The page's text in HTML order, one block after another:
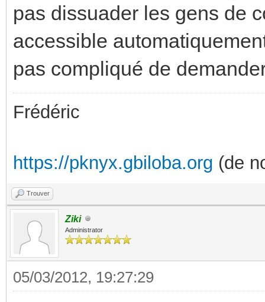
pas dissuader les gens de
accessible
pas compliqué de
Frédéric
https://pknyx.gbiloba.org (de
Trouver
Ziki
Administrator
05/03/2012, 19:27:29